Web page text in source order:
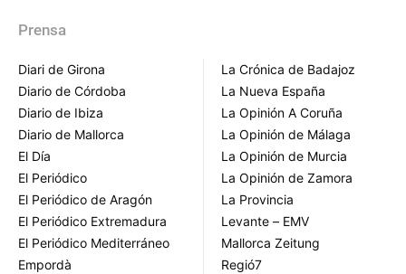
Prensa
Diari de Girona
Diario de Córdoba
Diario de Ibiza
Diario de Mallorca
El Día
El Periódico
El Periódico de Aragón
El Periódico Extremadura
El Periódico Mediterráneo
Empordà
La Crónica de Badajoz
La Nueva España
La Opinión A Coruña
La Opinión de Málaga
La Opinión de Murcia
La Opinión de Zamora
La Provincia
Levante – EMV
Mallorca Zeitung
Regió7